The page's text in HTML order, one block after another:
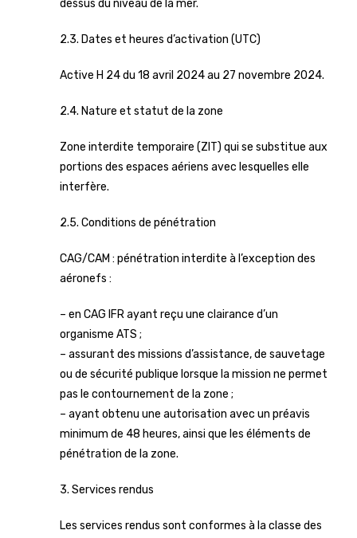
dessus du niveau de la mer.
2.3. Dates et heures d’activation (UTC)
Active H 24 du 18 avril 2024 au 27 novembre 2024.
2.4. Nature et statut de la zone
Zone interdite temporaire (ZIT) qui se substitue aux
portions des espaces aériens avec lesquelles elle
interfère.
2.5. Conditions de pénétration
CAG/CAM : pénétration interdite à l’exception des
aéronefs :
– en CAG IFR ayant reçu une clairance d’un
organisme ATS ;
– assurant des missions d’assistance, de sauvetage
ou de sécurité publique lorsque la mission ne permet
pas le contournement de la zone ;
– ayant obtenu une autorisation avec un préavis
minimum de 48 heures, ainsi que les éléments de
pénétration de la zone.
3. Services rendus
Les services rendus sont conformes à la classe des